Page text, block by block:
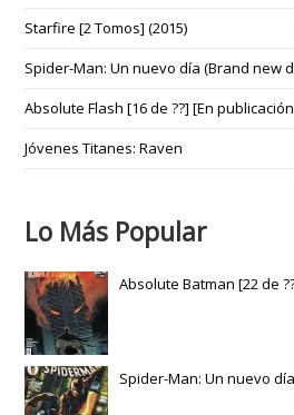
Starfire [2 Tomos] (2015)
Spider-Man: Un nuevo día (Brand new
Absolute Flash [16 de ??] [En
Jóvenes Titanes: Raven
Lo Más Popular
Absolute Batman [22 de
Spider-Man: Un nuevo